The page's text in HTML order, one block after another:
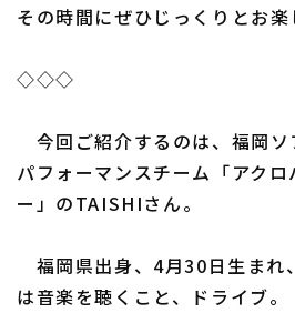
運営会社（別ウィンドウで開く） よく
その時間にぜひじっくりとお楽
◇◇◇
今回ご紹介するのは、福岡ソ
パフォーマンスチーム「アク
ー」のTAISHIさん。
福岡県出身、4月30日生まれ
は音楽を聴くこと、ドライブ。